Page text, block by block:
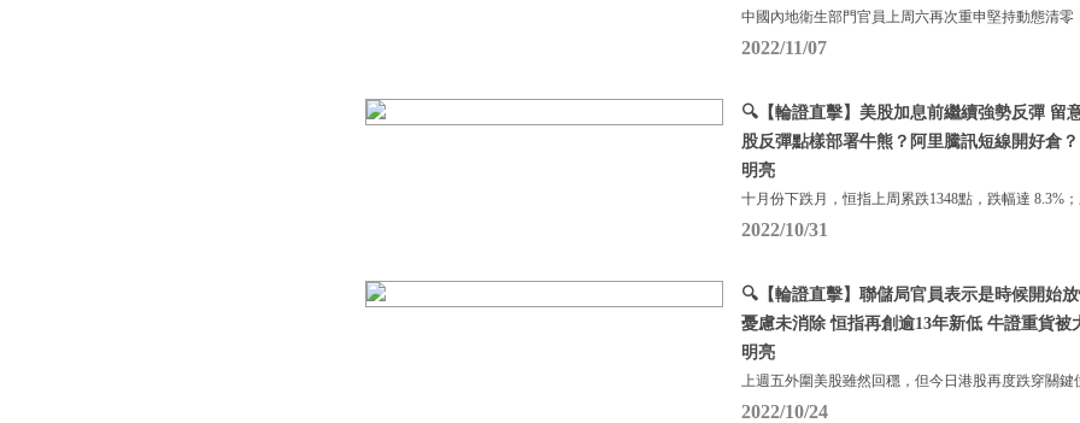
中國內地衛生部門官員上周六再次重申堅持動態清零
2022/11/07
🔍【輪證直擊】美股加息前繼續強勢反彈 留
股反彈點樣部署牛熊？阿里騰訊短線開好倉
明亮
十月份下跌月，恒指上周累跌1348點，跌幅達 8.3%；
2022/10/31
🔍【輪證直擊】聯儲局官員表示是時候開始
憂慮未消除 恒指再創逾13年新低 牛證重貨被
明亮
上週五外圍美股雖然回穩，但今日港股再度跌穿關鍵
2022/10/24